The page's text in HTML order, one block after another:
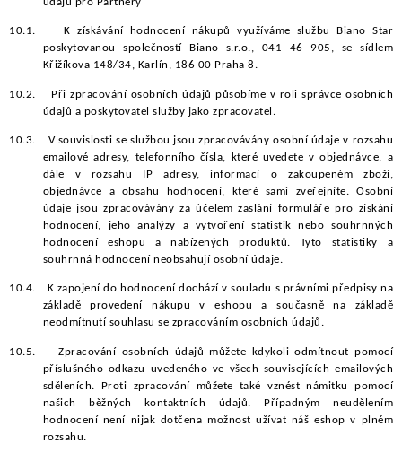
10.1.
K získávání hodnocení nákupů využíváme službu Biano Star
poskytovanou společností Biano s.r.o., 041 46 905, se sídlem
Křižíkova 148/34, Karlín, 186 00 Praha 8.
10.2.
Při zpracování osobních údajů působíme v roli správce osobních
údajů a poskytovatel služby jako zpracovatel.
10.3.
V souvislosti se službou jsou zpracovávány osobní údaje v rozsahu
emailové adresy, telefonního čísla, které uvedete v objednávce, a
dále v rozsahu IP adresy, informací o zakoupeném zboží,
objednávce a obsahu hodnocení, které sami zveřejníte. Osobní
údaje jsou zpracovávány za účelem zaslání formuláře pro získání
hodnocení, jeho analýzy a vytvoření statistik nebo souhrnných
hodnocení eshopu a nabízených produktů. Tyto statistiky a
souhrnná hodnocení neobsahují osobní údaje.
10.4.
K zapojení do hodnocení dochází v souladu s právními předpisy na
základě provedení nákupu v eshopu a současně na základě
neodmítnutí souhlasu se zpracováním osobních údajů.
10.5.
Zpracování osobních údajů můžete kdykoli odmítnout pomocí
příslušného odkazu uvedeného ve všech souvisejících emailových
sděleních. Proti zpracování můžete také vznést námitku pomocí
našich běžných kontaktních údajů. Případným neudělením
hodnocení není nijak dotčena možnost užívat náš eshop v plném
rozsahu.